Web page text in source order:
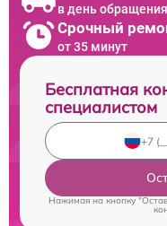
в день обращения
Срочный
от 35 минут
Бесплатная
специалистом
Нажимая на кнопку